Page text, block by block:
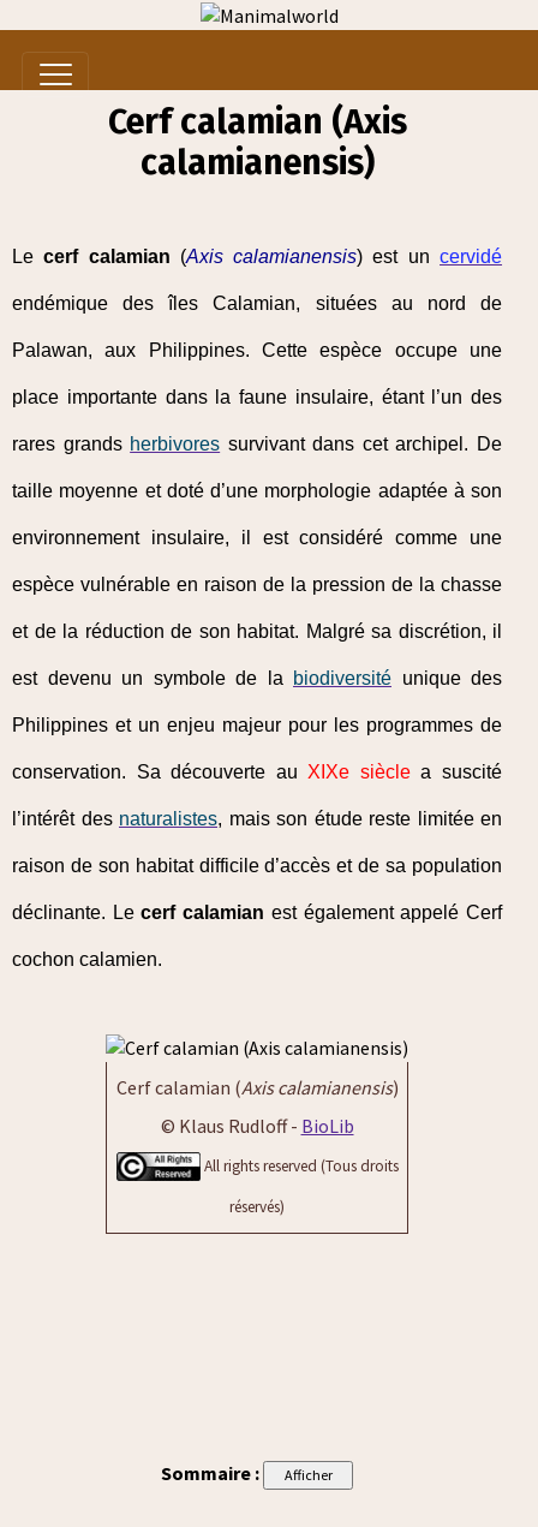
Cerf calamian (Axis
calamianensis)
Lecerf calamian (Axis calamianensis) est uncervidé
endémique des îles Calamian, situées au nord de
Palawan, aux Philippines. Cette espèce occupe une
place importante dans la faune insulaire, étant l’un des
rares grands herbivores survivant dans cet archipel. De
taille moyenne et doté d’une morphologie adaptée à son
environnement insulaire, il est considéré comme une
espèce vulnérable en raison de la pression de la chasse
et de la réduction de son habitat. Malgré sa discrétion, il
est devenu un symbole de la biodiversité unique des
Philippines et un enjeu majeur pour les programmes de
conservation. Sa découverte au XIXe sièclea suscité
l’intérêt des naturalistes, mais son étude reste limitée en
raison de son habitat difficile d’accès et de sa population
déclinante. Lecerf calamian est également appelé Cerf
cochon calamien.
Cerf calamian (Axis calamianensis)
© Klaus Rudloff - BioLib
All rights reserved (Tous droits
réservés)
Sommaire :